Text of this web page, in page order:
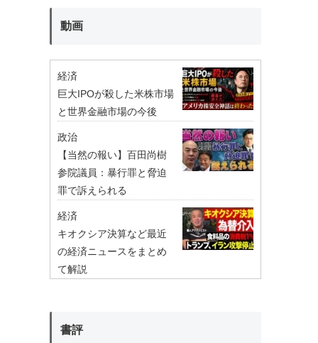
動画
経済
巨大IPOが殺した米株市場
と世界金融市場の今後
政治
【当然の報い】百田尚樹
参院議員：暴行罪と脅迫
罪で訴えられる
経済
キオクシア決算など最近
の経済ニュースをまとめ
て解説
書評